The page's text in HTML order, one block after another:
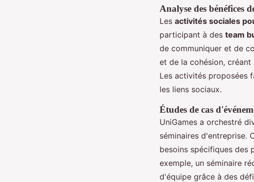
Analyse des bénéfices
Les activités sociales
participant à des team
de communiquer et de
et de la cohésion,
Les activités proposées
les liens sociaux.
Études de cas
UniGames a orchestré
séminaires d'entreprise.
besoins spécifiques des
exemple, un séminaire
d'équipe grâce à des